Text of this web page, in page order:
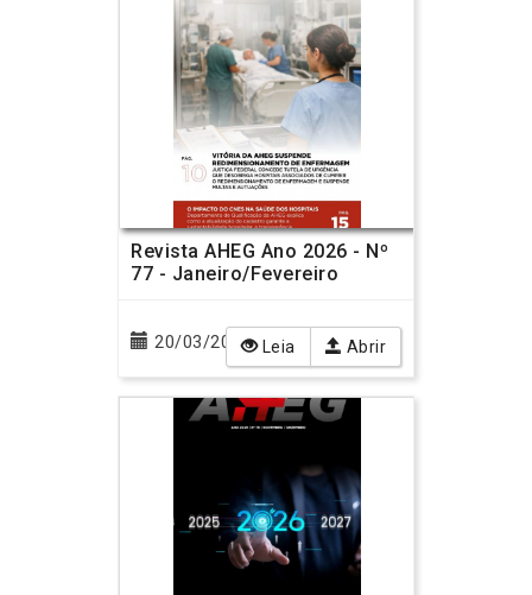
Revista AHEG Ano 2026 - Nº
77 - Janeiro/Fevereiro
20/03/2026 Leia Abrir